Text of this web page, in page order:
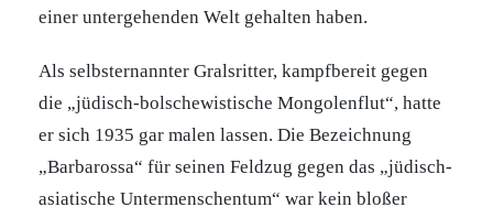
einer untergehenden Welt gehalten haben.
Als selbsternannter Gralsritter, kampfbereit gegen
die „jüdisch-bolschewistische Mongolenflut“, hatte
er sich 1935 gar malen lassen. Die Bezeichnung
„Barbarossa“ für seinen Feldzug gegen das „jüdisch-
asiatische Untermenschentum“ war kein bloßer